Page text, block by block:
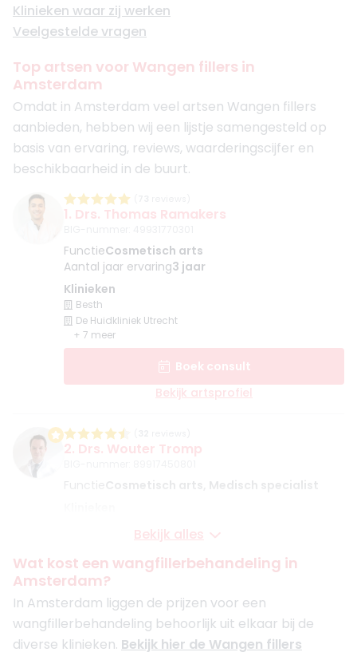
Klinieken waar zij werken
Veelgestelde vragen
Top artsen voor Wangen fillers in
Amsterdam
Omdat in Amsterdam veel artsen Wangen fillers
aanbieden, hebben wij een lijstje samengesteld op
basis van ervaring, reviews, waarderingscijfer en
beschikbaarheid in de buurt.
1. Drs. Thomas Ramakers
FunctieCosmetisch arts
Aantal jaar ervaring3 jaar
Klinieken
Besth
De Huidkliniek Utrecht
+ 7 meer
Boek consult
Bekijk artsprofiel
2. Drs. Wouter Tromp
Functie Cosmetisch arts, Medisch specialist
De Gezichtskliniek - Hilversum
Bekijk artsprofiel
(35reviews)
Bekijk alles
Wat kost een wangfillerbehandeling in
Amsterdam?
In Amsterdam liggen de prijzen voor een
wangfillerbehandeling behoorlijk uit elkaar bij de
diverse klinieken. Bekijk hier de Wangen fillers